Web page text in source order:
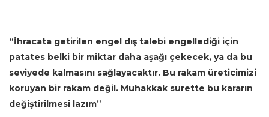
“İhracata getirilen engel dış talebi engellediği için
patates belki bir miktar daha aşağı çekecek, ya da bu
seviyede kalmasını sağlayacaktır. Bu rakam üreticimizi
koruyan bir rakam değil. Muhakkak surette bu kararın
değiştirilmesi lazım”